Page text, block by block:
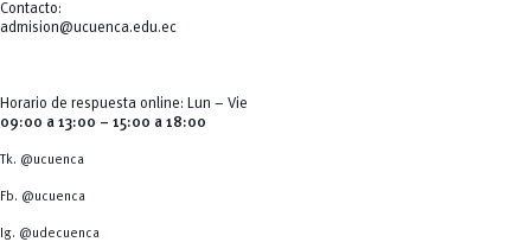
Educación
Educación, Artes y Humanidades
INgenieriaIndustria y Construcción
Ingenierías
Ingenierías, Tecnologías, Arquitectura, y Agropecuarias
Tecnologías
Artes Escénicas
Nivelación de carrera
Expo Carreras
Preguntas frecuentes
Contacto:
admision@ucuenca.edu.ec
Horario de respuesta online: Lun – Vie
09:00 a 13:00 – 15:00 a 18:00
Tk. @ucuenca
Fb. @ucuenca
Ig. @udecuenca